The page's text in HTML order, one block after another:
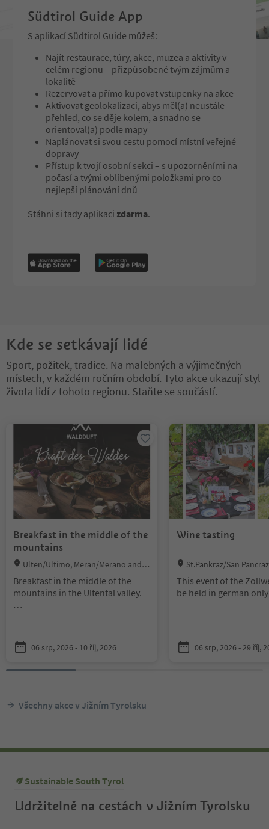
Südtirol Guide App
S aplikací Südtirol Guide můžeš:
Najít restaurace, túry, akce, muzea a aktivity v
celém regionu – přizpůsobené tvým zájmům a
lokalitě
Rezervovat a přímo kupovat vstupenky na akce
Aktivovat geolokalizaci, abys měl(a) neustále
přehled, co se děje kolem, a snadno se
orientoval(a) podle mapy
Naplánovat si svou cestu pomocí místní veřejné
dopravy
Přístup k tvojí osobní sekci – s upozorněními na
počasí a tvými oblíbenými položkami pro co
nejlepší plánování dnů
Stáhni si tady aplikaci zdarma.
Kde se setkávají lidé
Sport, požitek, tradice. Na malebných a výjimečných
místech, v každém ročním období. Tyto akce ukazují styl
života lidí z tohoto regionu. Staňte se součástí.
Breakfast in the middle of the
mountains
Location:
Ulten/Ultimo, Meran/Merano and e
Breakfast in the middle of the
mountains in the Ultental valley.
in the Ultental valley
- Every Thursday, Friday and
- Reservation required: Daniela -
+39 339 73 11 731
06 srp, 2026 - 10 říj, 2026
Wine tasting
Location:
St.Pankraz/San
erano and environs
This event of the
be held in german
06 srp, 2026 - 29 říj,
Všechny akce v Jižním Tyrolsku
Sustainable South Tyrol
Udržitelně na cestách v Jižním Tyrolsku